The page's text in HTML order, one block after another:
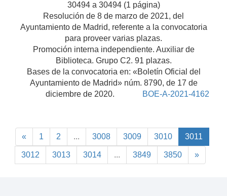
30494 a 30494 (1 página)
Resolución de 8 de marzo de 2021, del
Ayuntamiento de Madrid, referente a la convocatoria
para proveer varias plazas.
Promoción interna independiente. Auxiliar de
Biblioteca. Grupo C2. 91 plazas.
Bases de la convocatoria en: «Boletín Oficial del
Ayuntamiento de Madrid» núm. 8790, de 17 de
diciembre de 2020.
BOE-A-2021-4162
« 1 2 ... 3008 3009 3010 3011
3012 3013 3014 ... 3849 3850 »